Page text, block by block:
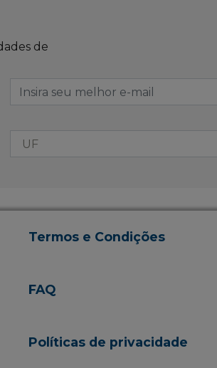
de
Termos e Condições
FAQ
Políticas de privacidade